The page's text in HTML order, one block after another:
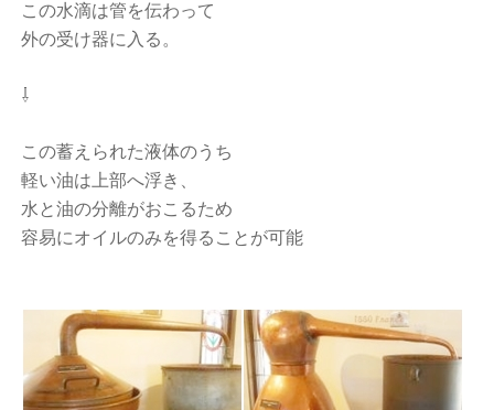
この水滴は管を伝わって
外の受け器に入る。
⇩
この蓄えられた液体のうち
軽い油は上部へ浮き、
水と油の分離がおこるため
容易にオイルのみを得ることが可能